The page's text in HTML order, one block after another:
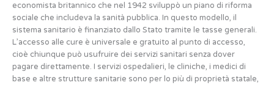
economista britannico che nel 1942 sviluppò un piano di riforma
sociale che includeva la sanità pubblica. In questo modello, il
sistema sanitario è finanziato dallo Stato tramite le tasse generali.
L’accesso alle cure è universale e gratuito al punto di accesso,
cioè chiunque può usufruire dei servizi sanitari senza dover
pagare direttamente. I servizi ospedalieri, le cliniche, i medici di
base e altre strutture sanitarie sono per lo più di proprietà statale,